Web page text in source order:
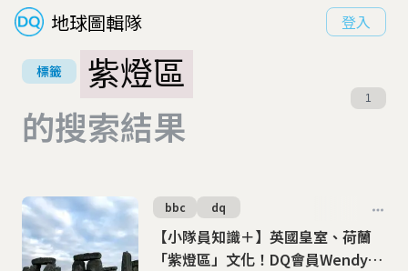
地球圖輯隊 登入
標籤
紫燈區
的搜索結果
1
【小隊員知識＋】英國皇室、荷蘭
「紫燈區」文化！DQ會員Wendy的
bbc dq